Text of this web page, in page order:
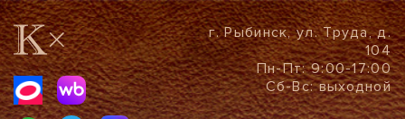
г. Рыбинск, ул. Труда, д.
104
Пн-Пт: 9:00-17:00
Сб-Вс: выходной